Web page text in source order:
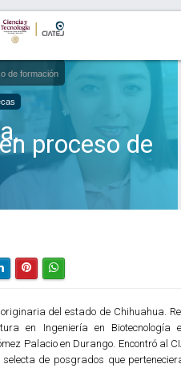
de formación
proceso de
del estado de Chihuahua.
en Ingeniería en Biotecnología
Palacio en Durango. Encontró al
de posgrados que